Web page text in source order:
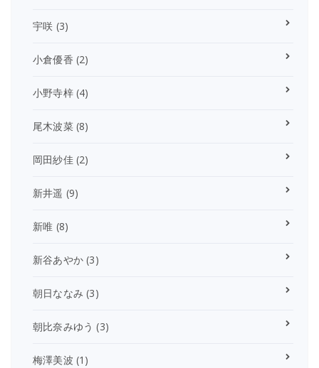
宇咲 (3)
小倉優香 (2)
小野寺梓(4)
尾木波菜(8)
岡田紗佳(2)
新井遥 (9)
新唯 (8)
新谷あやか (3)
朝日ななみ (3)
朝比奈みゆう (3)
梅澤美波 (1)